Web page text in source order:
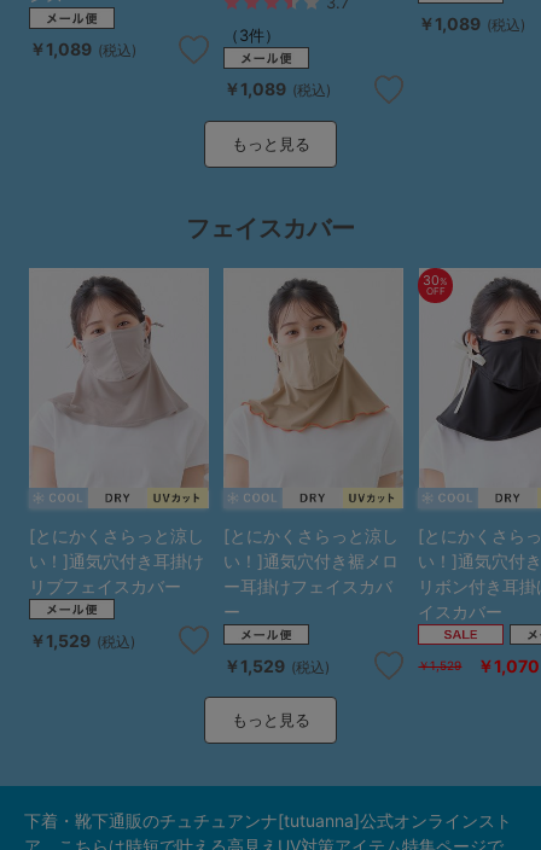
￥1,089 (税込)
（3件）
￥1,089 (税込)
￥1,089 (税込)
もっと見る
フェイスカバー
[とにかくさらっと涼し
い！]通気穴付き耳掛け
リブフェイスカバー
￥1,529 (税込)
[とにかくさらっと涼し
い！]通気穴付き裾メロ
ー耳掛けフェイスカバ
ー
￥1,529 (税込)
30%
OFF
[とにかくさら
い！]通気穴付
リボン付き耳
イスカバー
￥1,529 ￥1,070
もっと見る
下着・靴下通販のチュチュアンナ[tutuanna]公式オンラインスト
ア。こちらは時短で叶える高見えUV対策アイテム特集ページで